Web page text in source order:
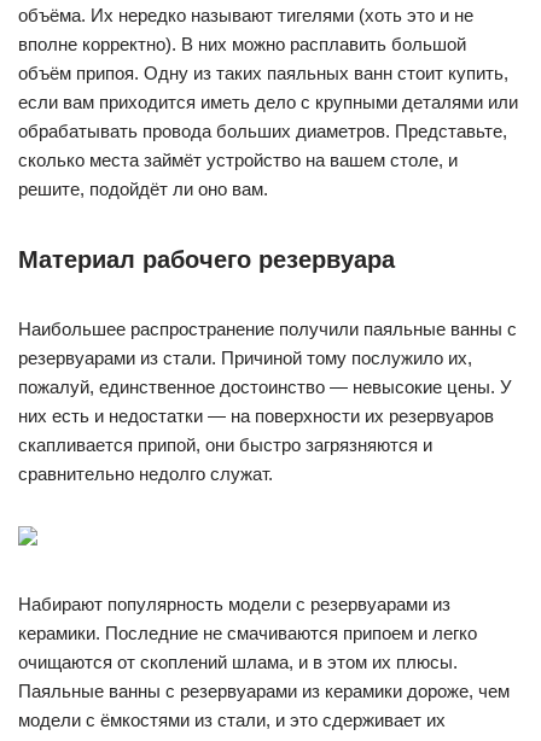
объёма. Их нередко называют тигелями (хоть это и не
вполне корректно). В них можно расплавить большой
объём припоя. Одну из таких паяльных ванн стоит купить,
если вам приходится иметь дело с крупными деталями или
обрабатывать провода больших диаметров. Представьте,
сколько места займёт устройство на вашем столе, и
решите, подойдёт ли оно вам.
Материал рабочего резервуара
Наибольшее распространение получили паяльные ванны с
резервуарами из стали. Причиной тому послужило их,
пожалуй, единственное достоинство — невысокие цены. У
них есть и недостатки — на поверхности их резервуаров
скапливается припой, они быстро загрязняются и
сравнительно недолго служат.
Набирают популярность модели с резервуарами из
керамики. Последние не смачиваются припоем и легко
очищаются от скоплений шлама, и в этом их плюсы.
Паяльные ванны с резервуарами из керамики дороже, чем
модели с ёмкостями из стали, и это сдерживает их